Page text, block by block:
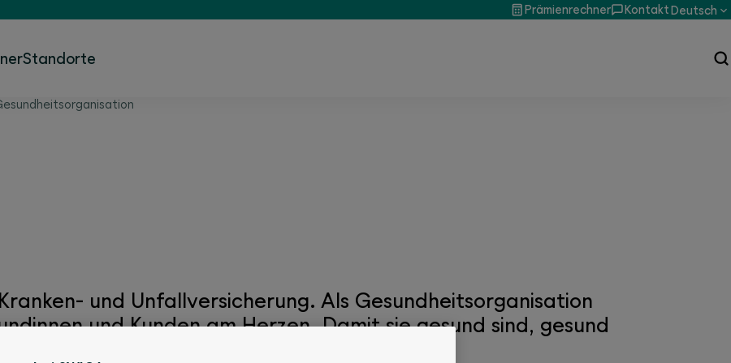
Prämienrechner KontaktDeutsch
Standorte
und Unfallversicherung. Als Gesundheitsorganisation
und Kunden am Herzen. Damit sie gesund sind, gesund
gut leben können.